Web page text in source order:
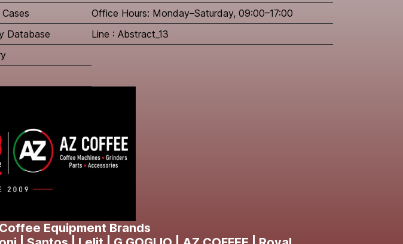
Database
Office Hours: Monday–Saturday, 09:00–17:00
Line : Abstract_13
Equipment Brands